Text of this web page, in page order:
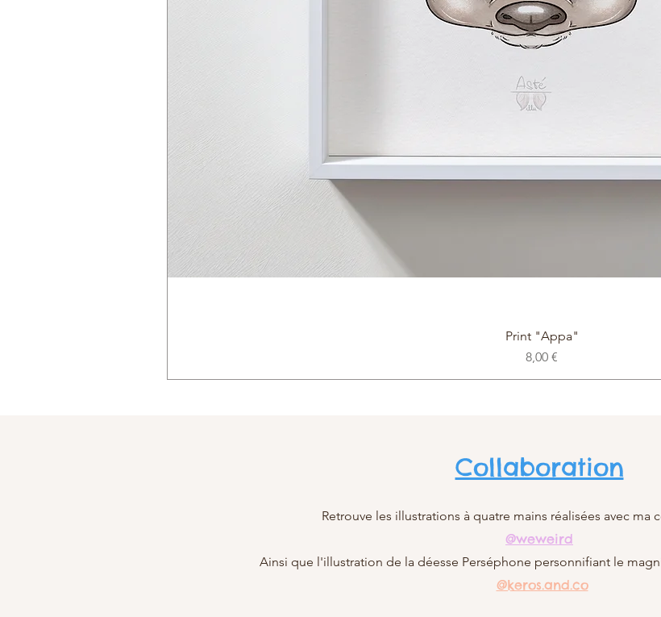
Print "Appa"
Prix
8,00 €
Collaboration
Retrouve les illustrations à quatre mains réalisées avec ma
@weweird
​Ainsi que l'illustration de la déesse Perséphone personnifiant le
@keros.and.co